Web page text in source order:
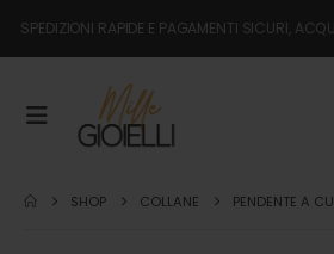
SPEDIZIONI RAPIDE E PAGAMENTI SICURI,
SHOP COLLANE PENDENTE A